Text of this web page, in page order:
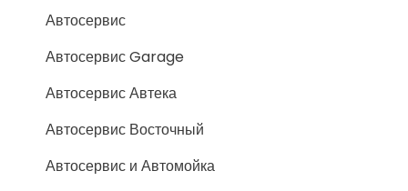
Автосервис
Автосервис Garage
Автосервис Автека
Автосервис Восточный
Автосервис и Автомойка